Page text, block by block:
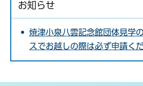
お知らせ
焼津小泉八雲記念館団体見学
スでお越しの際は必ず申請くだ